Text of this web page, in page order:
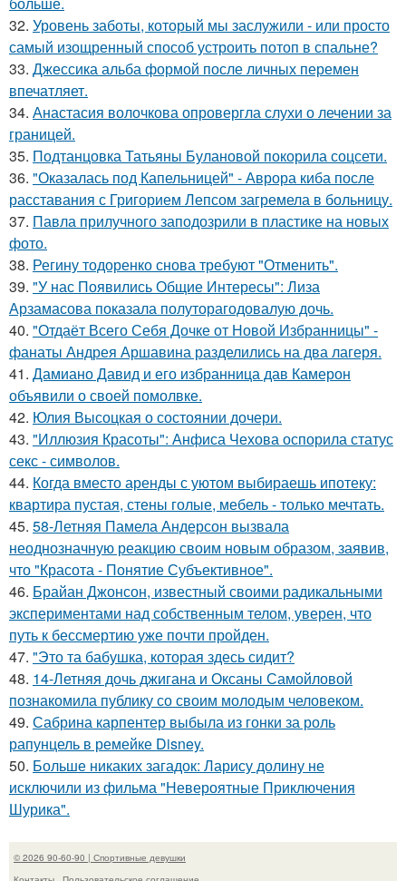
32. Уровень заботы, который мы заслужили - или просто
самый изощренный способ устроить потоп в спальне?
33. Джессика альба формой после личных перемен
впечатляет.
34. Анастасия волочкова опровергла слухи о лечении за
границей.
35. Подтанцовка Татьяны Булановой покорила соцсети.
36. "Оказалась под Капельницей" - Аврора киба после
расставания с Григорием Лепсом загремела в больницу.
37. Павла прилучного заподозрили в пластике на новых
фото.
38. Регину тодоренко снова требуют "Отменить".
39. "У нас Появились Общие Интересы": Лиза
Арзамасова показала полуторагодовалую дочь.
40. "Отдаёт Всего Себя Дочке от Новой Избранницы" -
фанаты Андрея Аршавина разделились на два лагеря.
41. Дамиано Давид и его избранница дав Камерон
объявили о своей помолвке.
42. Юлия Высоцкая о состоянии дочери.
43. "Иллюзия Красоты": Анфиса Чехова оспорила статус
секс - символов.
44. Когда вместо аренды с уютом выбираешь ипотеку:
квартира пустая, стены голые, мебель - только мечтать.
45. 58-Летняя Памела Андерсон вызвала
неоднозначную реакцию своим новым образом, заявив,
что "Красота - Понятие Субъективное".
46. Брайан Джонсон, известный своими радикальными
экспериментами над собственным телом, уверен, что
путь к бессмертию уже почти пройден.
47. "Это та бабушка, которая здесь сидит?
48. 14-Летняя дочь джигана и Оксаны Самойловой
познакомила публику со своим молодым человеком.
49. Сабрина карпентер выбыла из гонки за роль
рапунцель в ремейке Disney.
50. Больше никаких загадок: Ларису долину не
исключили из фильма "Невероятные Приключения
Шурика".
© 2026 90-60-90 | Спортивные девушки